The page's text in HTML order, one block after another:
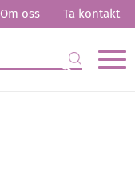
Om oss Ta kontakt